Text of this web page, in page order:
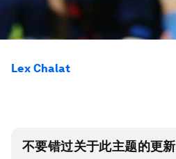
Lex Chalat
不要错过关于此主题的更新